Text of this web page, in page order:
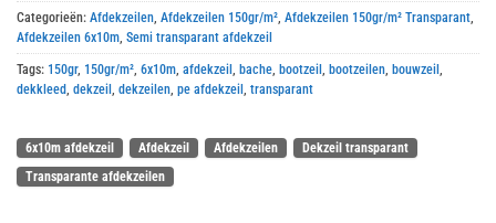
Categorieën: Afdekzeilen, Afdekzeilen 150gr/m², Afdekzeilen 150gr/m² Transparant,
Afdekzeilen 6x10m, Semi transparant afdekzeil
Tags: 150gr, 150gr/m², 6x10m, afdekzeil , bache, bootzeil , bootzeilen, bouwzeil ,
dekkleed, dekzeil , dekzeilen, pe afdekzeil , transparant
6x10m afdekzeil Afdekzeil Afdekzeilen
Dekzeil transparant
Transparante afdekzeilen